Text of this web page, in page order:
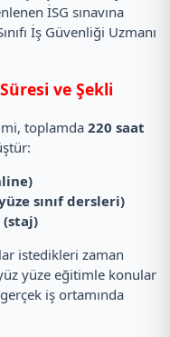
İSG sınavına
İş Güvenliği Uzmanı
ve Şekli
toplamda 220 saat
sınıf dersleri)
istedikleri zaman
yüze eğitimle konular
iş ortamında